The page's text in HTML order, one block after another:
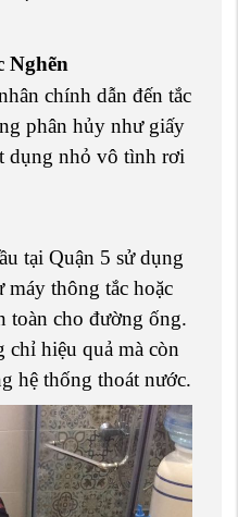
Nghẽn
chính dẫn đến tắc
phân hủy như giấy
dụng nhỏ vô tình rơi
tại Quận 5 sử dụng
máy thông tắc hoặc
toàn cho đường ống.
chỉ hiệu quả mà còn
hệ thống thoát nước.